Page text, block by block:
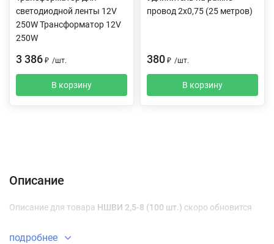
светодиодной ленты 12V
250W Трансформатор 12V
250W
3 386 ₽ /шт.
В корзину
провод 2х0,75 (25 метров)
380 ₽ /шт.
В корзину
Описание
Описание для товара НШВИ 2,5-8 (100 шт.) скоро обновится
подробнее